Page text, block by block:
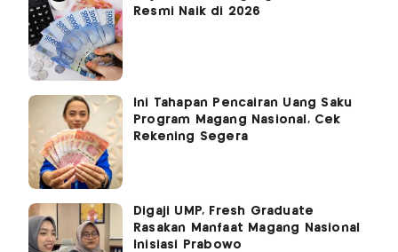
Resmi Naik di 2026
Ini Tahapan Pencairan Uang Saku
Program Magang Nasional, Cek
Rekening Segera
Digaji UMP, Fresh Graduate
Rasakan Manfaat Magang Nasional
Inisiasi Prabowo